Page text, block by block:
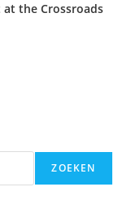
the Crossroads
ZOEKEN